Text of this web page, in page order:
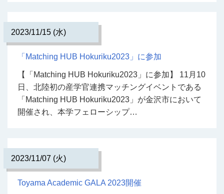
2023/11/15 (水)
「Matching HUB Hokuriku2023」に参加
【「Matching HUB Hokuriku2023」に参加】 11月10
日、北陸初の産学官連携マッチングイベントである
「Matching HUB Hokuriku2023」が金沢市において
開催され、本学フェローシップ…
2023/11/07 (火)
Toyama Academic GALA 2023開催